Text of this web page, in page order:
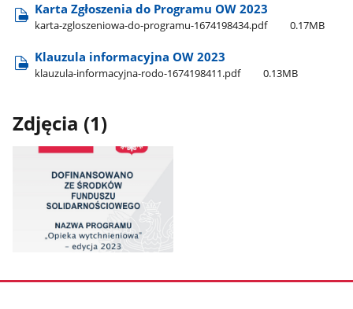
Karta Zgłoszenia do Programu OW 2023
karta-zgloszeniowa-do-programu-1674198434.pdf 0.17MB
Klauzula informacyjna OW 2023
klauzula-informacyjna-rodo-1674198411.pdf 0.13MB
Zdjęcia (1)